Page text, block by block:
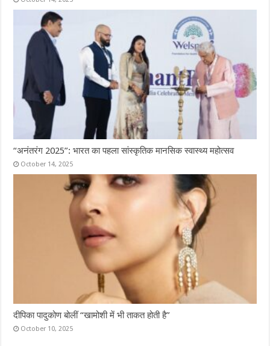
“अनंतरंग 2025”: भारत का पहला सांस्कृतिक मानसिक स्वास्थ्य महोत्सव
October 14, 2025
दीपिका पादुकोण बोलीं “खामोशी में भी ताकत होती है”
October 10, 2025